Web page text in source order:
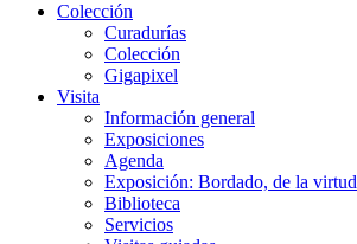
Colección
Curadurías
Colección
Gigapixel
Visita
Información general
Exposiciones
Agenda
Exposición: Bordado, de la virtud
Biblioteca
Servicios